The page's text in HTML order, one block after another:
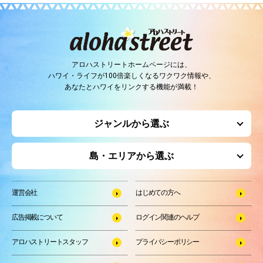
アロハストリートホームページには、
ハワイ・ライフが100倍楽しくなるワクワク情報や、
あなたとハワイをリンクする機能が満載！
ジャンルから選ぶ
島・エリアから選ぶ
運営会社 はじめての方へ
広告掲載について ログイン関連のヘルプ
アロハストリートスタッフ プライバシーポリシー